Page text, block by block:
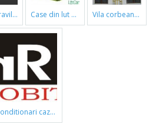
case din lut si paie vila corbeanca
cazi de baie